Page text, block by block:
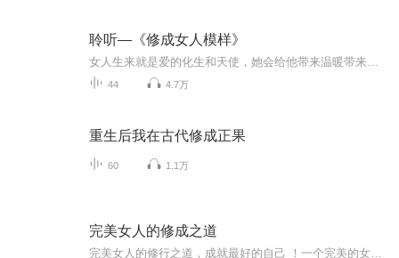
聆听—《修成女人模样》
44 4.7万
重生后我在古代修成正果
60 1.1万
完美女人的修成之道